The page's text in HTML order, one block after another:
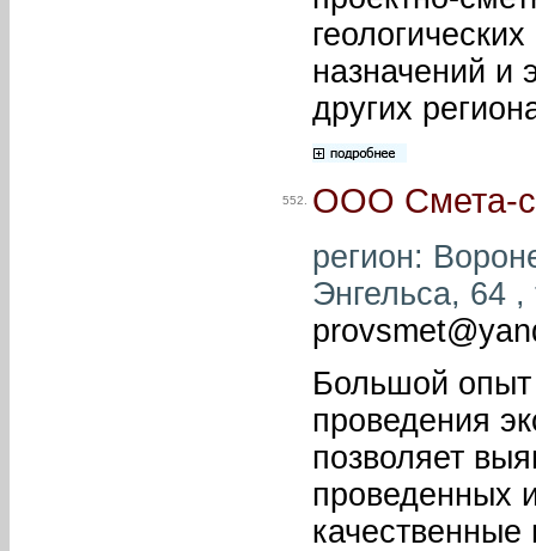
назначений и
других
552. ООО Смета-
регион:
Энгельса, 64
Большой
проведения
позволяет
проведенных